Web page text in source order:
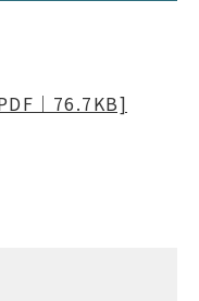
｜76.7KB]